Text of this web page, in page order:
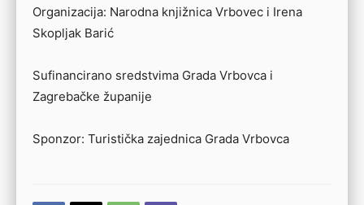
Organizacija: Narodna knjižnica Vrbovec i Irena
Skopljak Barić
Sufinancirano sredstvima Grada Vrbovca i
Zagrebačke županije
Sponzor: Turistička zajednica Grada Vrbovca